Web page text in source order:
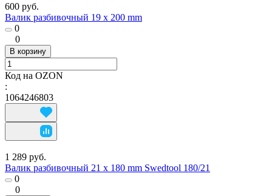
600 руб.
Валик разбивочный 19 х 200 mm
0
0
В корзину
Код на OZON
:
1064246803
1 289 руб.
Валик разбивочный 21 х 180 mm Swedtool 180/21
0
0